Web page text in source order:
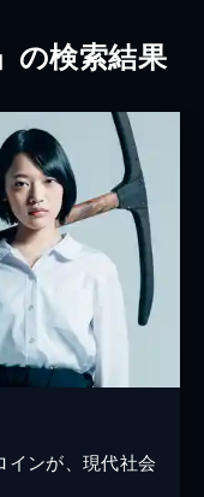
の検索結果
インが、現代社会